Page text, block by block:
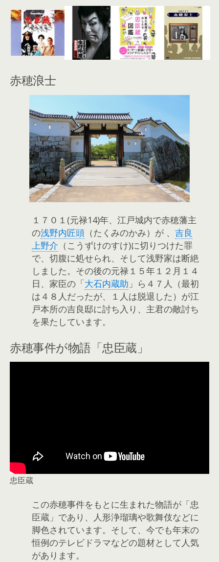
赤穂浪士
１７０１(元禄14)年、江戸城内で赤穂藩主
の浅野内匠頭 （たくみのかみ）が 、 吉良
上野介 （こうずけのすけ)に切りつけた罪
で、切腹に処せられ、そして浅野家は断絶
しました。その後の元禄１５年１２月１４
日、家臣の「大石内蔵助 」ら４７人（最初
は４８人だったが、１人は脱退した）が江
戸本所の吉良邸に討ち入り、主君の敵討ち
を果たしています。
赤穂事件が物語「忠臣蔵」
忠臣蔵
この赤穂事件をもとに生まれた物語が「忠
臣蔵」であり、人形浄瑠璃や歌舞伎などに
脚色されています。そして、今でも年末の
恒例のテレビドラマなどの題材として人気
があります。